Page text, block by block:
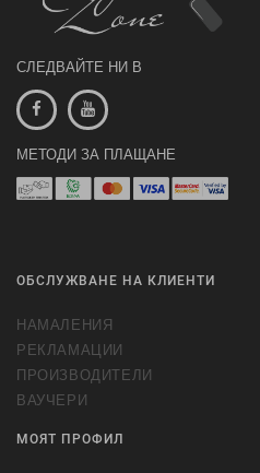
СЛЕДВАЙТЕ НИ В
МЕТОДИ ЗА ПЛАЩАНЕ
ОБСЛУЖВАНЕ НА КЛИЕНТИ
НАМАЛЕНИЯ
РЕКЛАМАЦИИ
ПРОИЗВОДИТЕЛИ
ВАУЧЕРИ
МОЯТ ПРОФИЛ